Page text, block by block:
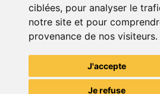
ciblées, pour analyser le
notre site et pour
provenance de nos visiteurs.
J'accepte
Je refuse
Voir tous les articles
Grenier du
Télécharge notre app pour une